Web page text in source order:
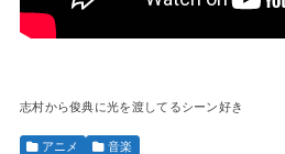
志村から俊典に光を渡してるシーン好き
アニメ
音楽